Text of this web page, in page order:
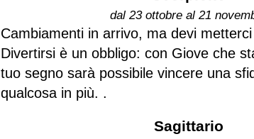
dal 23 ottobre al 21
Cambiamenti in arrivo, ma devi
Divertirsi è un obbligo: con Giove che
tuo segno sarà possibile vincere una
qualcosa in più. .
Sagittario